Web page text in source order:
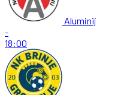
Aluminij
-
18:00